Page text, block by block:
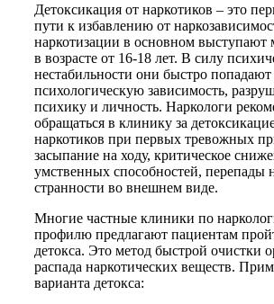
Детоксикация от наркотиков – это
пути к избавлению от
наркотизации в основном
в возрасте от 16-18 лет. В силу
нестабильности они быстро попадают
психологическую зависимость,
психику и личность. Наркологи
обращаться в клинику за
наркотиков при первых тревожных
засыпание на ходу, критическое
умственных способностей, перепады
странности во внешнем виде.
Многие частные клиники по
профилю предлагают пациентам
детокса. Это метод быстрой очистки
распада наркотических веществ.
варианта детокса: